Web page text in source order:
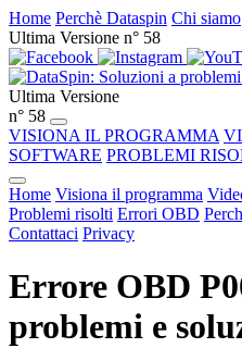
Home Perchè Dataspin Chi siamo
Ultima Versione n° 58
Ultima Versione
n° 58
VISIONA IL PROGRAMMA
SOFTWARE PROBLEMI
Home Visiona il programma
Problemi risolti Errori OBD
Contattaci Privacy
Errore OBD
problemi e